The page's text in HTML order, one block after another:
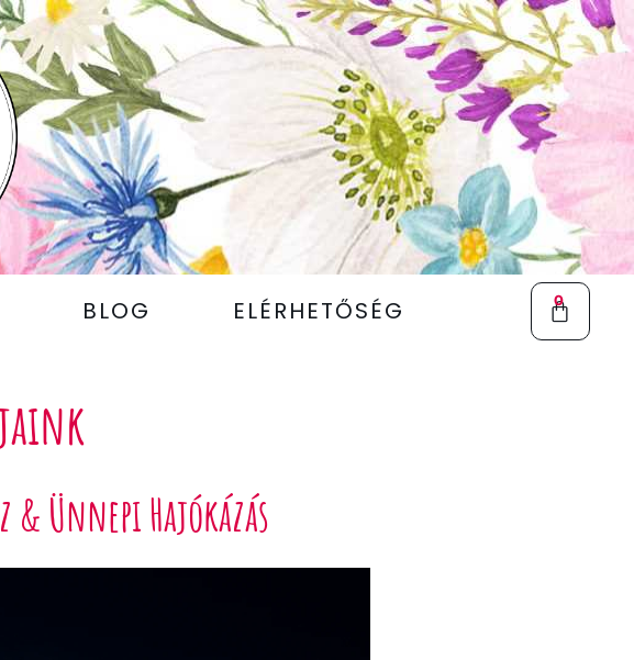
BLOG ELÉRHETŐSÉG 0
& Ünnepi Hajókázás